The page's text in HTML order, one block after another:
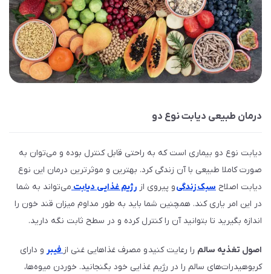
درمان طبیعی دیابت نوع دو
دیابت نوع دو بیماری است که به راحتی قابل کنترل بوده و می‌توان به
صورت کاملا طبیعی با آن زندگی کرد. بهترین و موثرترین درمان این نوع
دیابت اصلاح سبک زندگیو پیروی از رژیم غذایی دیابتمی‌تواند به شما
در این امر یاری کند. همچنین شما باید به طور مداوم میزان قند خون را
اندازه بگیرید تا بتوانید آن را کنترل کرده و در سطح ثابت نگه دارید.
اصول تغذیه سالم را رعایت کنید و مصرف غذاهایی غنی ازفیبر و دارای
کربوهیدرات‌های سالم را در رژیم غذایی خود بگنجانید. خوردن میوه‌ها،